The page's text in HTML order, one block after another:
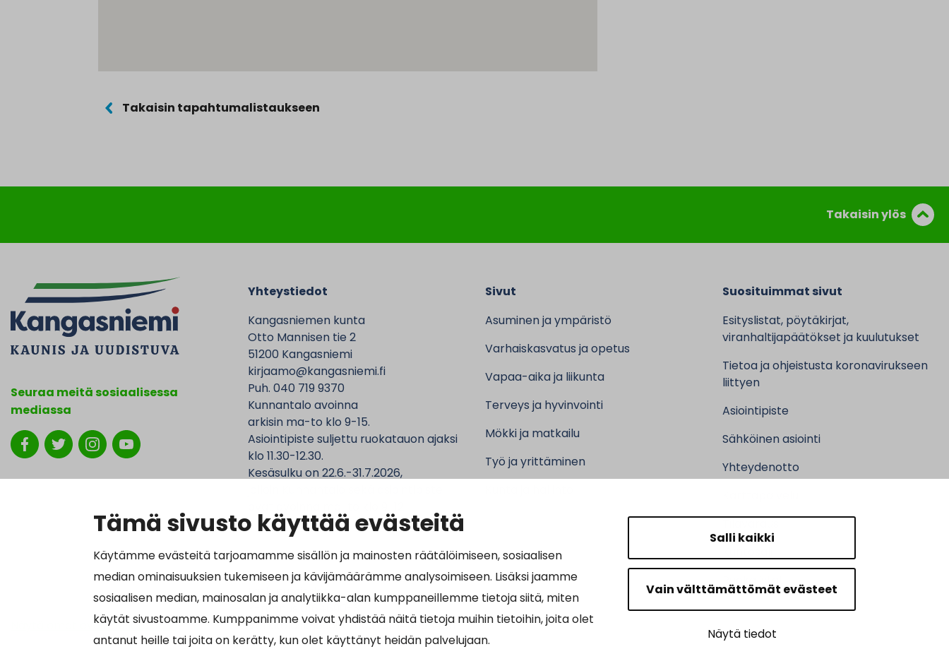
Tämä sivusto käyttää evästeitä
Käytämme evästeitä tarjoamamme sisällön ja mainosten räätälöimiseen, sosiaalisen
median ominaisuuksien tukemiseen ja kävijämäärämme analysoimiseen. Lisäksi jaamme
sosiaalisen median, mainosalan ja analytiikka-alan kumppaneillemme tietoja siitä, miten
käytät sivustoamme. Kumppanimme voivat yhdistää näitä tietoja muihin tietoihin, joita olet
antanut heille tai joita on kerätty, kun olet käyttänyt heidän palvelujaan.
Salli kaikki
Vain välttämättömät evästeet
Näytä tiedot
Takaisin tapahtumalistaukseen
Takaisin ylös
Seuraa meitä sosiaalisessa
mediassa
Näytä omat evästeasetukseni
Yhteystiedot
Kangasniemen kunta
Otto Mannisen tie 2
51200 Kangasniemi
kirjaamo@kangasniemi.fi
Puh. 040 719 9370
Kunnantalo avoinna
arkisin ma-to klo 9-15.
Asiointipiste suljettu ruokatauon ajaksi
klo 11.30-12.30.
Kesäsulku on 22.6.-31.7.2026,
Laskutustiedot:
Y-tunnus 0164690-3
Verkkolaskuosoite: 0037016469034011
Välittäjätunnus: 003703575029
Sivut
Asuminen ja ympäristö
Varhaiskasvatus ja opetus
Vapaa-aika ja liikunta
Terveys ja hyvinvointi
Mökki ja matkailu
Työ ja yrittäminen
Suosituimmat sivut
Esityslistat, pöytäkirjat,
viranhaltijapäätökset ja kuulutukset
Tietoa ja ohjeistusta koronavirukseen
liittyen
Asiointipiste
Sähköinen asiointi
Yhteydenotto
Ruokalistat